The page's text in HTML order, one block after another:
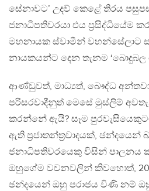
සේනාවට’ උදව් කෙළේ තිරය
ජනාධිපතිවරයා එය ප්‍රසිද්ධියේම
මහනායක ස්වාමීන් වහන්සේලාට
නායකයන්ට දෙන තැනම ‘බොදුබල
ආණ්ඩුවත්, මාධ්‍යත්, බෞද්ධ
පරිසරවාදීනුත් මෙසේ මුස්ලිම්
කරන්නේ ඇයි? සෑම
ඇති ප්‍රජාතන්ත්‍රවාදයක්, ඡන්දයෙන්
ජනාධිපතිවරයෙකු විසින් පාලනය
ඔහුගේම වචනවලින් කිවහොත්,
ඡන්දයෙන් ඔහු පරාජය විණි නම්